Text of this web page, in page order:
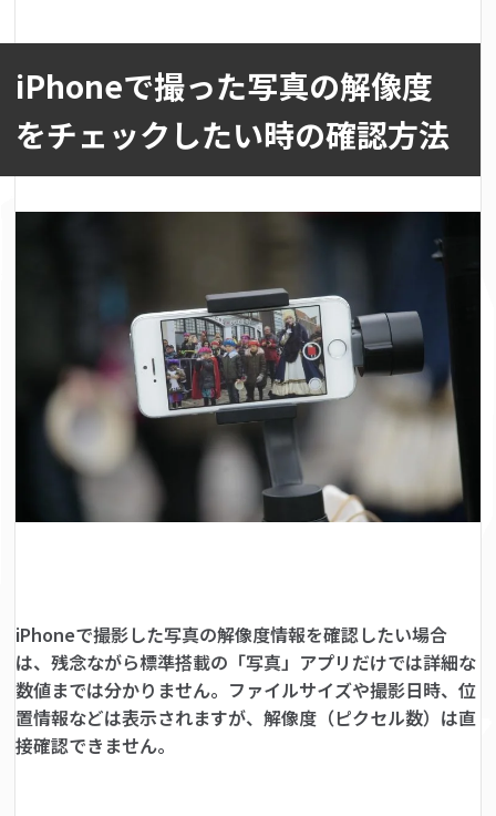
iPhoneで撮った写真の解像度
をチェックしたい時の確認方法
iPhoneで撮影した写真の解像度情報を確認したい場合
は、残念ながら標準搭載の「写真」アプリだけでは詳細な
数値までは分かりません。ファイルサイズや撮影日時、位
置情報などは表示されますが、解像度（ピクセル数）は直
接確認できません。